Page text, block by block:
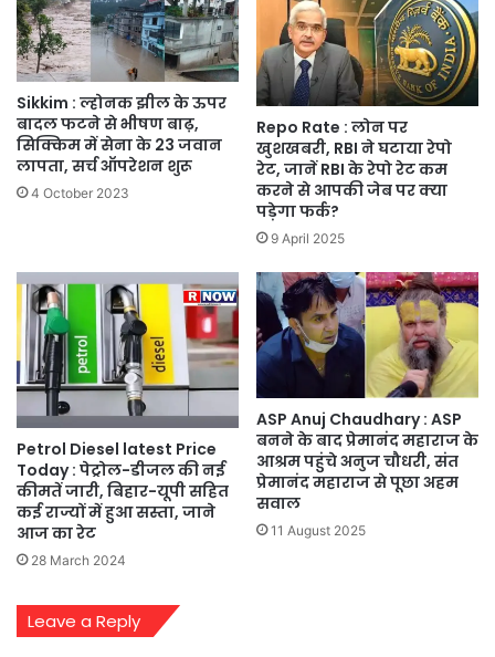
Sikkim : ल्होनक झील के ऊपर
बादल फटने से भीषण बाढ़,
सिक्किम में सेना के 23 जवान
लापता, सर्च ऑपरेशन शुरू
4 October 2023
Repo Rate : लोन पर
खुशखबरी, RBI ने घटाया रेपो
रेट, जानें RBI के रेपो रेट कम
करने से आपकी जेब पर क्या
पड़ेगा फर्क?
9 April 2025
Petrol Diesel latest Price
Today : पेट्रोल-डीजल की नई
कीमतें जारी, बिहार-यूपी सहित
कई राज्यों में हुआ सस्ता, जाने
आज का रेट
28 March 2024
ASP Anuj Chaudhary : ASP
बनने के बाद प्रेमानंद महाराज के
आश्रम पहुंचे अनुज चौधरी, संत
प्रेमानंद महाराज से पूछा अहम
सवाल
11 August 2025
Leave a Reply